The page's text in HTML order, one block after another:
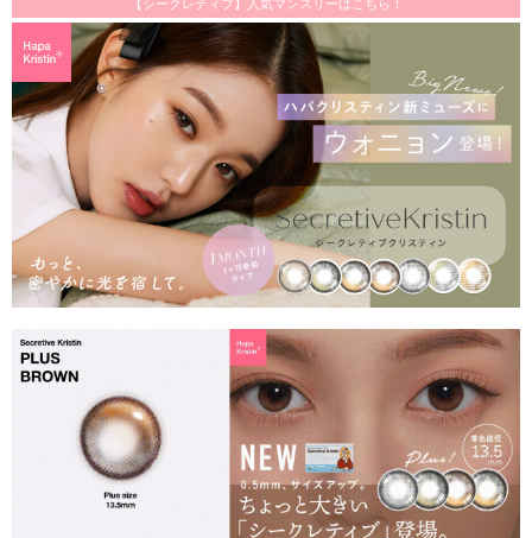
【シークレティブ】人気マンスリーはこちら！